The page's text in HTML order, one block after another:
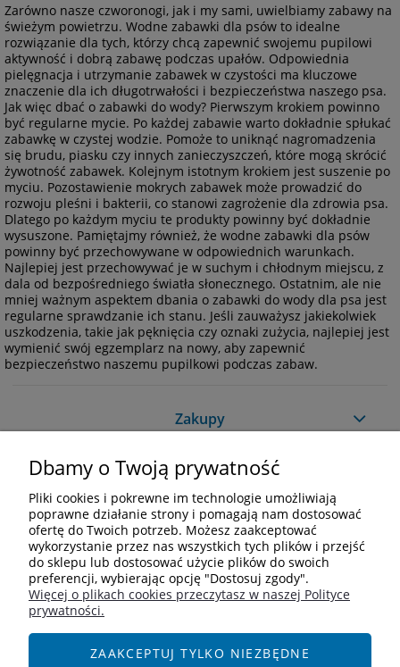
Zarówno nasze czworonogi, jak i my sami, uwielbiamy zabawy na
świeżym powietrzu. Wodne zabawki dla psów to idealne
rozwiązanie dla tych, którzy chcą zapewnić swojemu pupilowi
aktywność i dobrą zabawę podczas upałów. Odpowiednia
pielęgnacja i utrzymanie zabawek w czystości ma kluczowe
znaczenie dla ich długotrwałości i bezpieczeństwa naszego psa.
Jak więc dbać o zabawki do wody? Pierwszym krokiem powinno
być regularne mycie. Po każdej zabawie warto dokładnie spłukać
zabawkę w czystej wodzie. Pomoże to uniknąć nagromadzenia
się brudu, piasku czy innych zanieczyszczeń, które mogą skrócić
żywotność zabawek. Kolejnym istotnym krokiem jest suszenie po
myciu. Pozostawienie mokrych zabawek może prowadzić do
rozwoju pleśni i bakterii, co stanowi zagrożenie dla zdrowia psa.
Dlatego po każdym myciu te produkty powinny być dokładnie
wysuszone. Pamiętajmy również, że wodne zabawki dla psów
powinny być przechowywane w odpowiednich warunkach.
Najlepiej jest przechowywać je w suchym i chłodnym miejscu, z
dala od bezpośredniego światła słonecznego. Ostatnim, ale nie
mniej ważnym aspektem dbania o zabawki do wody dla psa jest
regularne sprawdzanie ich stanu. Jeśli zauważysz jakiekolwiek
uszkodzenia, takie jak pęknięcia czy oznaki zużycia, najlepiej jest
wymienić swój egzemplarz na nowy, aby zapewnić
bezpieczeństwo naszemu pupilkowi podczas zabaw.
Zakupy
Pomoc
Moje konto
Informacje
Kontakt
Dbamy o Twoją prywatność
Pliki cookies i pokrewne im technologie umożliwiają
poprawne działanie strony i pomagają nam dostosować
ofertę do Twoich potrzeb. Możesz zaakceptować
wykorzystanie przez nas wszystkich tych plików i przejść
do sklepu lub dostosować użycie plików do swoich
preferencji, wybierając opcję "Dostosuj zgody".
Więcej o plikach cookies przeczytasz w naszej Polityce
prywatności.
ZAAKCEPTUJ TYLKO NIEZBĘDNE